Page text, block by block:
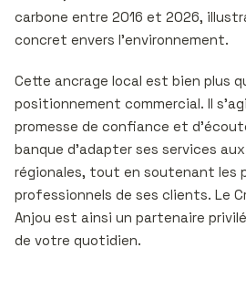
carbone entre 2016 et 2026,
concret envers l’environnement.
Cette ancrage local est bien plus
positionnement commercial. Il
promesse de confiance et
banque d’adapter ses services
régionales, tout en soutenant les
professionnels de ses clients. Le
Anjou est ainsi un partenaire
de votre quotidien.